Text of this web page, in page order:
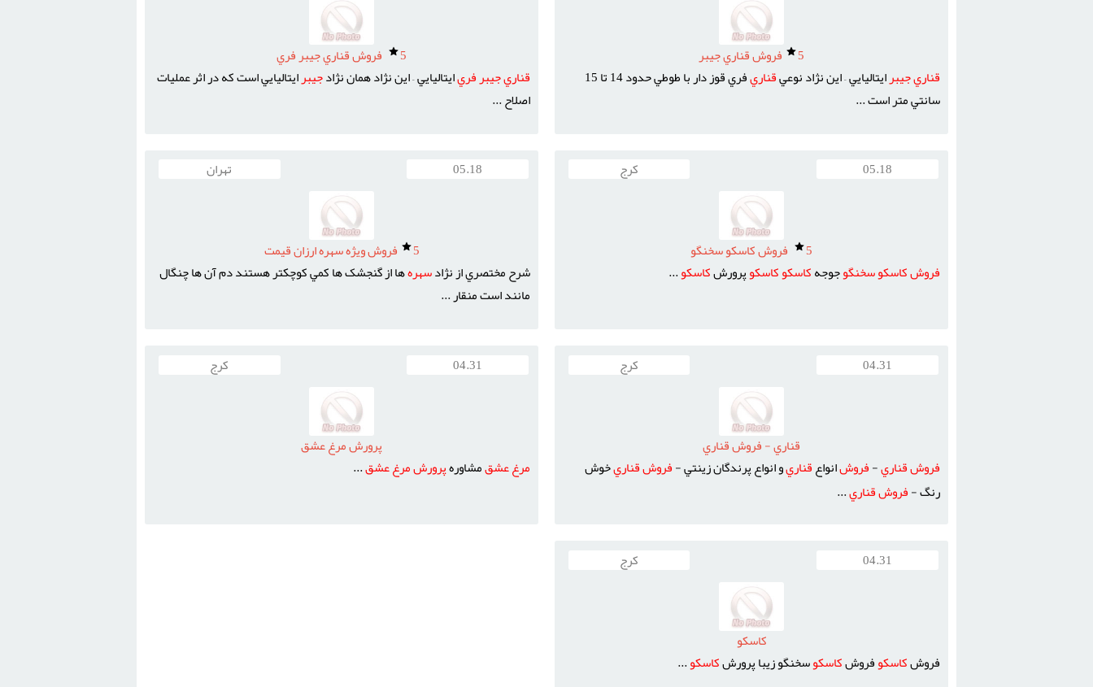
5
فروش قناري جيبر
قناريجيبرايتاليايي – اين نژاد نوعيقناري
فري قوز دار با طوطي حدود 14 تا 15
سانتي متر است ...
5
فروش قناري جيبر فري
قناريجيبرفريايتاليايي – اين نژاد همان نژادجيبرايتاليايي است که در اثر عمليات
اصلاح ...
05.18 کرج
5
فروش کاسکو سخنگو
فروشکاسکوسخنگوجوجهکاسکوکاسکوپرورشکاسکو...
05.18 تهران
5
فروش ويژه سهره ارزان قيمت
شرح مختصري از نژادسهرهها از گنجشک ها کمي کوچکتر هستند دم آن ها چنگال
مانند است منقار ...
04.31 کرج
قناري - فروش قناري
فروشقناري-فروشانواعقناريو انواع پرندگان زينتي -فروشقناريخوش
رنگ -فروشقناري...
04.31 کرج
پرورش مرغ عشق
مرغعشقمشاورهپرورشمرغعشق...
04.31 کرج
کاسکو
فروشکاسکوفروشکاسکوسخنگو زيبا پرورشکاسکو...